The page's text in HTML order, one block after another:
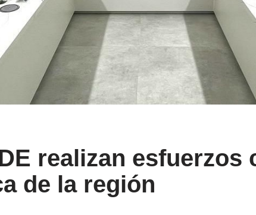
realizan esfuerzos
de la región